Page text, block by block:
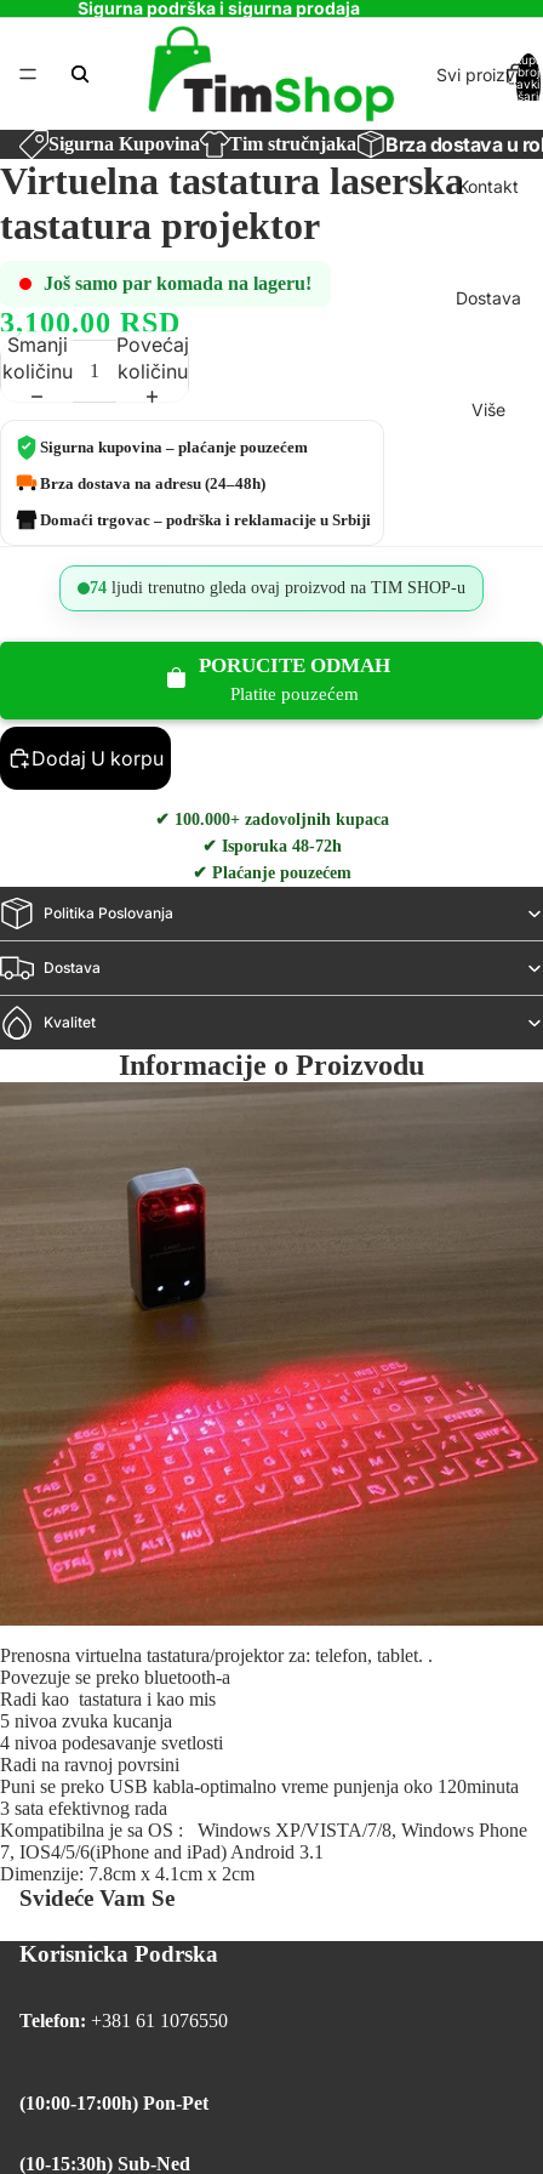
Sigurna podrška i sigurna prodaja
Svi proizvodi
Kontakt
Dostava
Više
broj
stavki
Sigurna Kupovina Tim stručnjaka Brza dostava u
Virtuelna tastatura laserska
tastatura projektor
Još samo par komada na lageru!
3,100.00 RSD
Smanji
količinu
Povećaj
količinu
Sigurna kupovina – plaćanje pouzećem
Brza dostava na adresu (24–48h)
Domaći trgovac – podrška i reklamacije u Srbiji
74 ljudi trenutno gleda ovaj proizvod na TIM SHOP-u
PORUCITE ODMAH
Platite pouzećem
Dodaj U korpu
✔ 100.000+ zadovoljnih kupaca
✔ Isporuka 48-72h
✔ Plaćanje pouzećem
Politika Poslovanja
Dostava
Kvalitet
Informacije o Proizvodu
Prenosna virtuelna tastatura/projektor za: telefon, tablet. .
Povezuje se preko bluetooth-a
Radi kao tastatura i kao mis
5 nivoa zvuka kucanja
4 nivoa podesavanje svetlosti
Radi na ravnoj povrsini
Puni se preko USB kabla-optimalno vreme punjenja oko 120minuta
3 sata efektivnog rada
Kompatibilna je sa OS : Windows XP/VISTA/7/8, Windows Phone
7, IOS4/5/6(iPhone and iPad) Android 3.1
Dimenzije: 7.8cm x 4.1cm x 2cm
Svideće Vam Se
Korisnicka Podrska
Telefon: +381 61 1076550
(10:00-17:00h) Pon-Pet
(10-15:30h) Sub-Ned